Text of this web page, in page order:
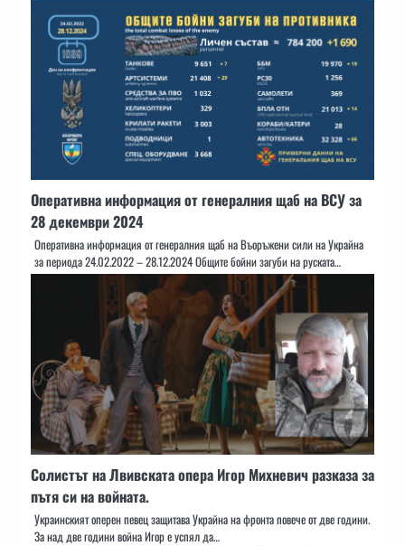
Оперативна информация от генералния щаб на ВСУ за
28 декември 2024
Оперативна информация от генералния щаб на Въоръжени сили на Украйна
за периода 24.02.2022 – 28.12.2024 Общите бойни загуби на руската…
Солистът на Лвивската опера Игор Михневич разказа за
пътя си на войната.
Украинският оперен певец защитава Украйна на фронта повече от две години.
За над две години война Игор е успял да…